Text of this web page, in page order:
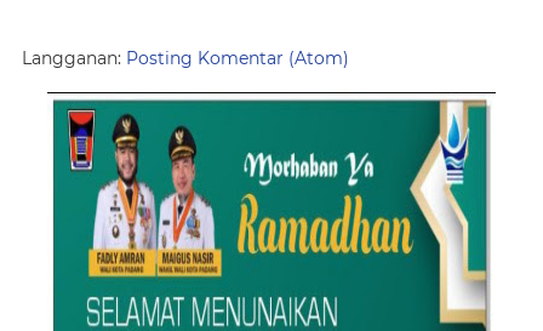
Langganan: Posting Komentar (Atom)